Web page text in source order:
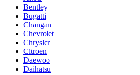
Bentley
Bugatti
Changan
Chevrolet
Chrysler
Citroen
Daewoo
Daihatsu